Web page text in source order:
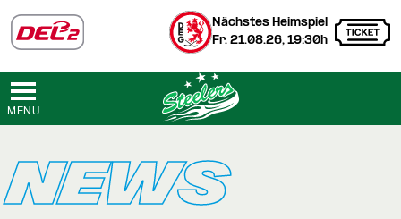
Nächstes Heimspiel
Fr. 21.08.26, 19:30h
MENÜ
NEWS